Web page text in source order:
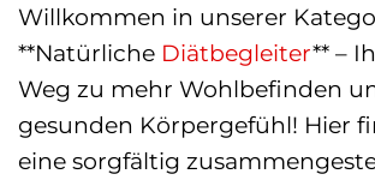
Willkommen in unserer
**Natürliche Diätbegleiter** –
Weg zu mehr Wohlbefinden
gesunden Körpergefühl! Hier
eine sorgfältig